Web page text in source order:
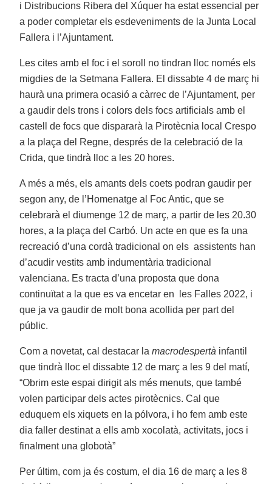
i Distribucions Ribera del Xúquer ha estat essencial per
a poder completar els esdeveniments de la Junta Local
Fallera i l’Ajuntament.
Les cites amb el foc i el soroll no tindran lloc només els
migdies de la Setmana Fallera. El dissabte 4 de març hi
haurà una primera ocasió a càrrec de l’Ajuntament, per
a gaudir dels trons i colors dels focs artificials amb el
castell de focs que dispararà la Pirotècnia local Crespo
a la plaça del Regne, després de la celebració de la
Crida, que tindrà lloc a les 20 hores.
A més a més, els amants dels coets podran gaudir per
segon any, de l’Homenatge al Foc Antic, que se
celebrarà el diumenge 12 de març, a partir de les 20.30
hores, a la plaça del Carbó. Un acte en que es fa una
recreació d’una cordà tradicional on els assistents han
d’acudir vestits amb indumentària tradicional
valenciana. Es tracta d’una proposta que dona
continuïtat a la que es va encetar en les Falles 2022, i
que ja va gaudir de molt bona acollida per part del
públic.
Com a novetat, cal destacar lamacrodespertà infantil
que tindrà lloc el dissabte 12 de març a les 9 del matí,
“Obrim este espai dirigit als més menuts, que també
volen participar dels actes pirotècnics. Cal que
eduquem els xiquets en la pólvora, i ho fem amb este
dia faller destinat a ells amb xocolatà, activitats, jocs i
finalment una globotà”
Per últim, com ja és costum, el dia 16 de març a les 8